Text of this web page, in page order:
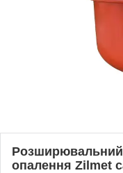
Розширювальний
опалення Zilmet